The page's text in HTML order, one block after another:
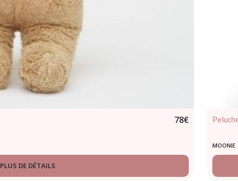
78€
PLUS DE DÉTAILS
MOONIE